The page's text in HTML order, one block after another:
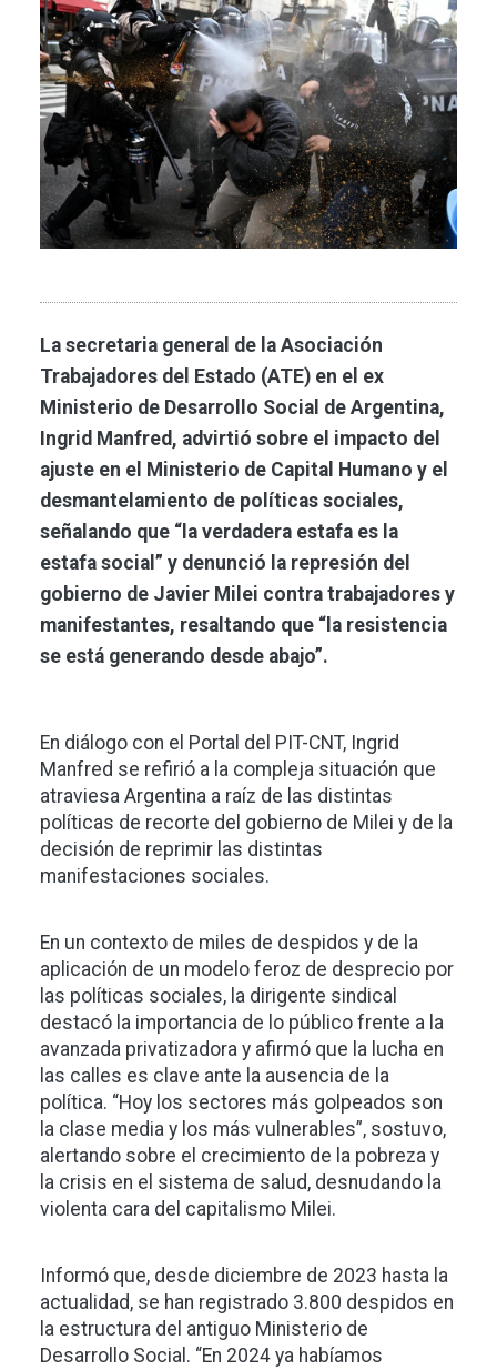
La secretaria general de la Asociación
Trabajadores del Estado (ATE) en el ex
Ministerio de Desarrollo Social de Argentina,
Ingrid Manfred, advirtió sobre el impacto del
ajuste en el Ministerio de Capital Humano y el
desmantelamiento de políticas sociales,
señalando que “la verdadera estafa es la
estafa social” y denunció la represión del
gobierno de Javier Milei contra trabajadores y
manifestantes, resaltando que “la resistencia
se está generando desde abajo”.
En diálogo con el Portal del PIT-CNT, Ingrid
Manfred se refirió a la compleja situación que
atraviesa Argentina a raíz de las distintas
políticas de recorte del gobierno de Milei y de la
decisión de reprimir las distintas
manifestaciones sociales.
En un contexto de miles de despidos y de la
aplicación de un modelo feroz de desprecio por
las políticas sociales, la dirigente sindical
destacó la importancia de lo público frente a la
avanzada privatizadora y afirmó que la lucha en
las calles es clave ante la ausencia de la
política. “Hoy los sectores más golpeados son
la clase media y los más vulnerables”, sostuvo,
alertando sobre el crecimiento de la pobreza y
la crisis en el sistema de salud, desnudando la
violenta cara del capitalismo Milei.
Informó que, desde diciembre de 2023 hasta la
actualidad, se han registrado 3.800 despidos en
la estructura del antiguo Ministerio de
Desarrollo Social. “En 2024 ya habíamos